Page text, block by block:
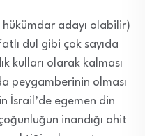
hükümdar adayı olabilir)
dul gibi çok sayıda
kulları olarak kalması
peygamberinin olması
İsrail’de egemen din
inandığı ahit